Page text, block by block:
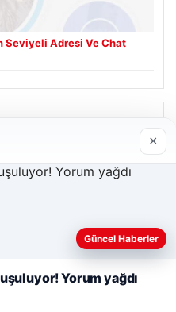
Seviyeli Adresi Ve Chat
amacıyla çerezler
×
Güncel Haberler
Yorum yağdı